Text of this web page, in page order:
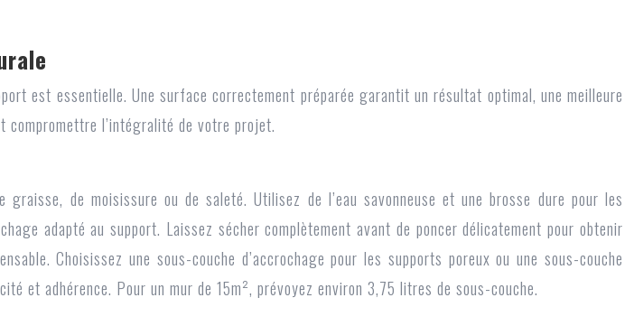
est essentielle. Une surface correctement préparée garantit un résultat optimal, une meilleure
l’intégralité de votre projet.
de moisissure ou de saleté. Utilisez de l’eau savonneuse et une brosse dure pour les
adapté au support. Laissez sécher complètement avant de poncer délicatement pour obtenir
Choisissez une sous-couche d’accrochage pour les supports poreux ou une sous-couche
et adhérence. Pour un mur de 15m², prévoyez environ 3,75 litres de sous-couche.